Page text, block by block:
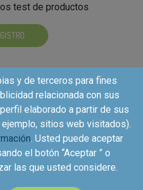
test de productos
y de terceros para fines
relacionada con sus
elaborado a partir de sus
sitios web visitados).
. Usted puede aceptar
el botón “Aceptar ” o
las que usted considere.